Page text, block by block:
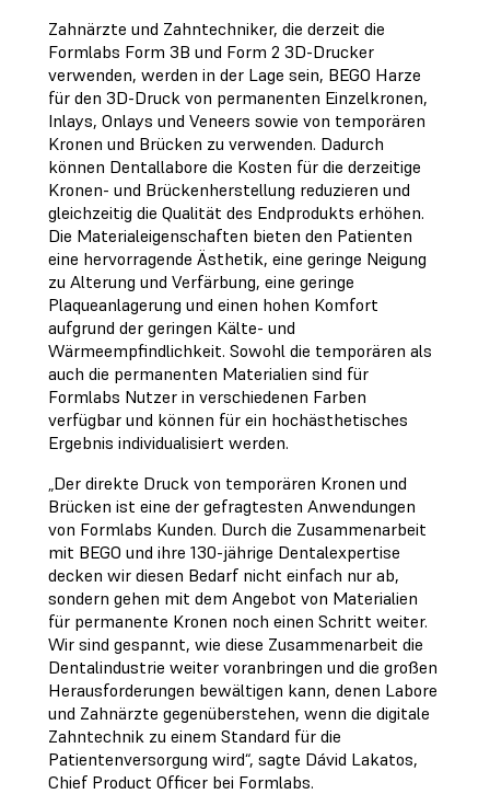
Zahnärzte und Zahntechniker, die derzeit die
Formlabs Form 3B und Form 2 3D-Drucker
verwenden, werden in der Lage sein, BEGO Harze
für den 3D-Druck von permanenten Einzelkronen,
Inlays, Onlays und Veneers sowie von temporären
Kronen und Brücken zu verwenden. Dadurch
können Dentallabore die Kosten für die derzeitige
Kronen- und Brückenherstellung reduzieren und
gleichzeitig die Qualität des Endprodukts erhöhen.
Die Materialeigenschaften bieten den Patienten
eine hervorragende Ästhetik, eine geringe Neigung
zu Alterung und Verfärbung, eine geringe
Plaqueanlagerung und einen hohen Komfort
aufgrund der geringen Kälte- und
Wärmeempfindlichkeit. Sowohl die temporären als
auch die permanenten Materialien sind für
Formlabs Nutzer in verschiedenen Farben
verfügbar und können für ein hochästhetisches
Ergebnis individualisiert werden.
„Der direkte Druck von temporären Kronen und
Brücken ist eine der gefragtesten Anwendungen
von Formlabs Kunden. Durch die Zusammenarbeit
mit BEGO und ihre 130-jährige Dentalexpertise
decken wir diesen Bedarf nicht einfach nur ab,
sondern gehen mit dem Angebot von Materialien
für permanente Kronen noch einen Schritt weiter.
Wir sind gespannt, wie diese Zusammenarbeit die
Dentalindustrie weiter voranbringen und die großen
Herausforderungen bewältigen kann, denen Labore
und Zahnärzte gegenüberstehen, wenn die digitale
Zahntechnik zu einem Standard für die
Patientenversorgung wird“, sagte Dávid Lakatos,
Chief Product Officer bei Formlabs.